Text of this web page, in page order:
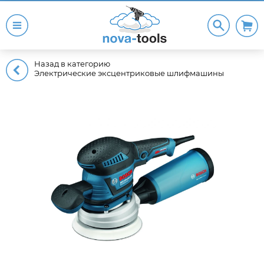
Назад в категорию
Электрические эксцентриковые шлифмашины